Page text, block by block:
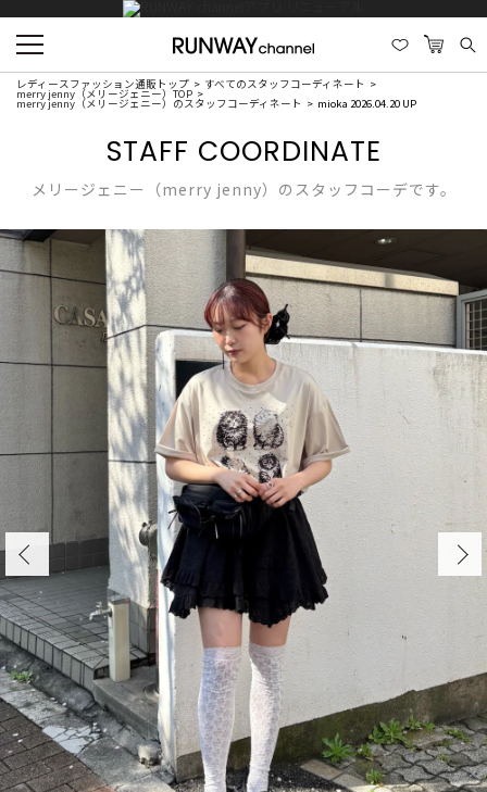
レディースファッション通販トップ すべてのスタッフコーディネート
merry jenny（メリージェニー）TOP
merry jenny（メリージェニー）のスタッフコーディネート mioka 2026.04.20 UP
STAFF COORDINATE
メリージェニー（merry jenny）のスタッフコーデです。